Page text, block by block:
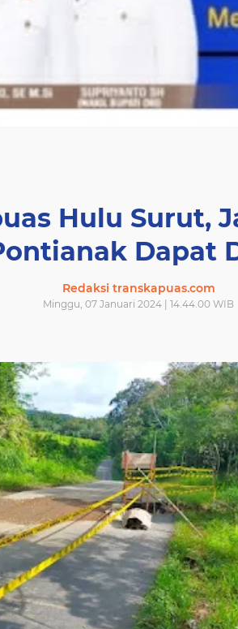
Hulu Surut,
Dapat
Redaksi transkapuas.com
Minggu, 07 Januari 2024 | 14.44.00 WIB